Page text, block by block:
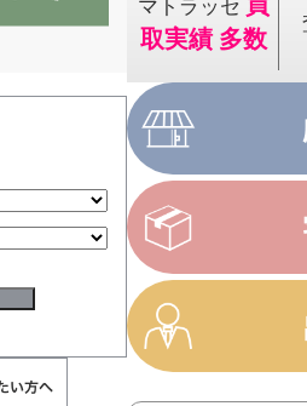
マトラッセ 買
取実績 多数